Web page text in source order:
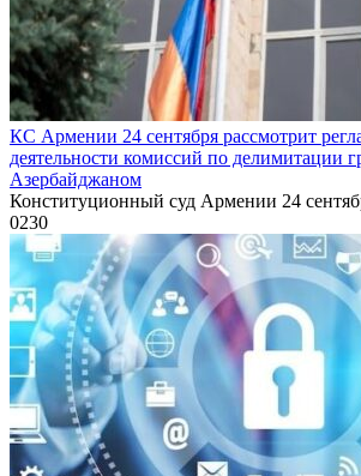
КС Армении 24 сентября рассмотрит
деятельности комиссий по делимитации
Азербайджаном
Конституционный суд Армении 24
0230